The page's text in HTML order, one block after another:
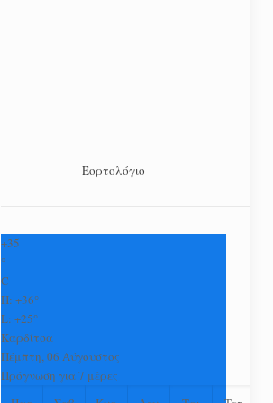
Εορτολόγιο
+35
°
C
H:+36°
L:+25°
Καρδίτσα
Πέμπτη, 06 Αύγουστος
Πρόγνωση για 7 μέρες